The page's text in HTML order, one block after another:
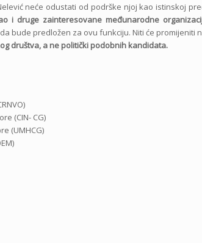
neće odustati od podrške njoj kao istinskoj
i druge zainteresovane međunarodne
bude predložen za ovu funkciju. Niti će promijeniti
društva, a ne politički podobnih kandidata.
(CIN- CG)
(UMHCG)